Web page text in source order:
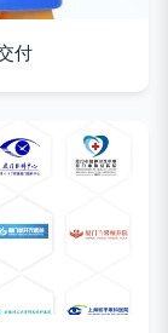
付